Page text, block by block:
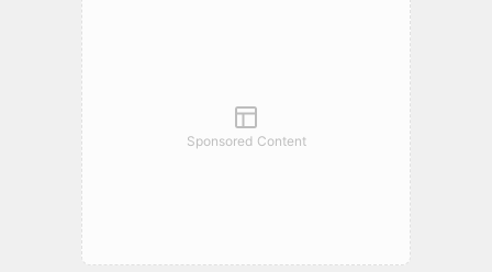
Sponsored Content